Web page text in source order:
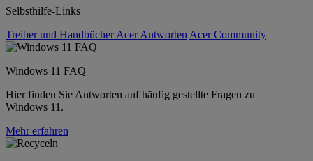
Selbsthilfe-Links
Treiber und HandbücherAcer Antworten Acer Community
Windows 11 FAQ
Hier finden Sie Antworten auf häufig gestellte Fragen zu
Windows 11.
Mehr erfahren